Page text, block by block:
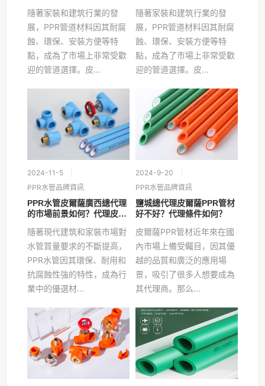
隨著家裝和建筑行業的發
展，PPR管道材料因其耐腐
蝕、環保、安裝方便等特
點，成為了市場上非常受歡
迎的管道選擇。皮...
隨著家裝和建筑行業的發
展，PPR管道材料因其耐腐
蝕、環保、安裝方便等特
點，成為了市場上非常受歡
迎的管道選擇。皮...
2024-11-5
PPR水管品牌資訊
PPR水管皮爾薩廣西總代理
的市場前景如何？代理皮爾
隨著現代建筑和家裝市場對
水管質量要求的不斷提高，
PPR水管因其環保、耐用和
抗腐蝕性強的特性，成為行
業中的優選材...
2024-9-20
PPR水管品牌資訊
鹽城總代理皮爾薩PPR管材
好不好？代理條件如何？
皮爾薩PPR管材近年來在國
內市場上備受矚目，因其優
越的品質和廣泛的應用場
景，吸引了很多人想要成為
其代理商。那么...